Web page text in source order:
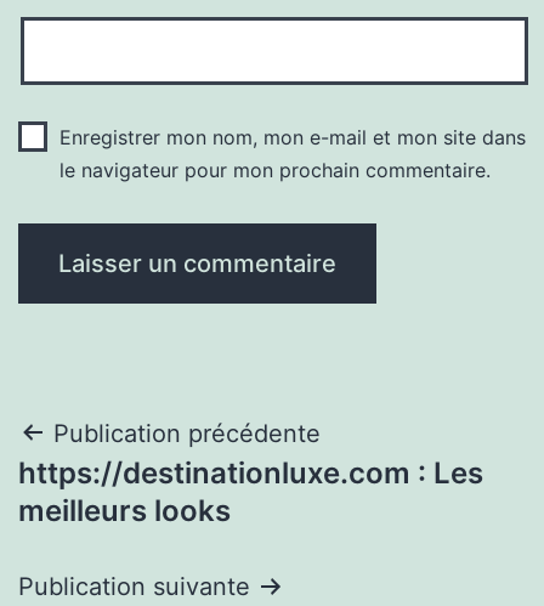
Enregistrer mon nom, mon e-mail et mon site dans
le navigateur pour mon prochain commentaire.
Navigation
de
Publication précédente
https://destinationluxe.com : Les
meilleurs looks
Publication suivante